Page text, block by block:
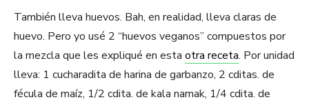
También lleva huevos. Bah, en realidad, lleva claras de
huevo. Pero yo usé 2 “huevos veganos” compuestos por
la mezcla que les expliqué en esta otra receta. Por unidad
lleva: 1 cucharadita de harina de garbanzo, 2 cditas. de
fécula de maíz, 1/2 cdita. de kala namak, 1/4 cdita. de